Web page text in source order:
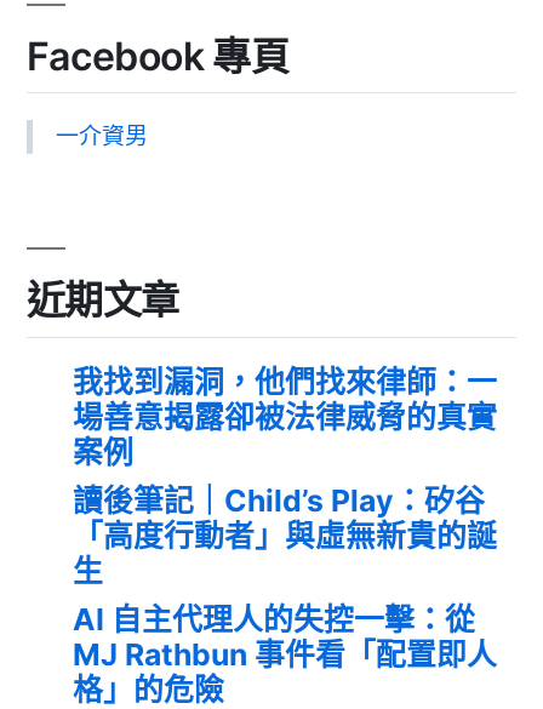
Facebook 專頁
一介資男
近期文章
我找到漏洞，他們找來律師：一
場善意揭露卻被法律威脅的真實
案例
讀後筆記｜Child’s Play：矽谷
「高度行動者」與虛無新貴的誕
生
AI 自主代理人的失控一擊：從
MJ Rathbun 事件看「配置即人
格」的危險